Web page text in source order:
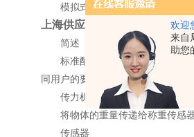
欢迎
来自
助您
模拟式电子地磅由钢结构模块式
上海供应防爆超低台面双层电
简述
标准配置主要由承重传力机构(秤
同用户的要求，选配打印机、大屏
传力机构
将物体的重量传递给称重传感器
传感器